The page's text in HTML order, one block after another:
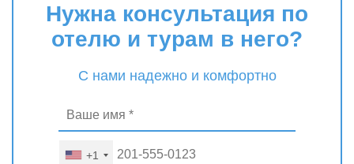
Нужна консультация по
отелю и турам в него?
С нами надежно и комфортно
+1